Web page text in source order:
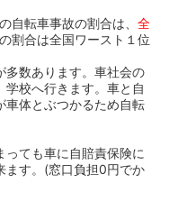
自転車事故の割合は、 全
割合は全国ワースト１位
多数あります。車社会の
校へ行きます。車と自
車体とぶつかるため自転
っても車に自賠責保険に
ます。(窓口負担0円でか